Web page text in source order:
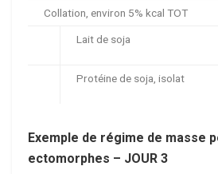
Collation, environ 5% kcal TOT
Lait de soja
Protéine de soja, isolat
Exemple de régime de masse
ectomorphes – JOUR 3